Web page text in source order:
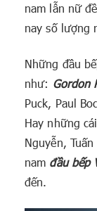
nam lẫn nữ
nay số lượng
Những đầu
như: Gordon
Puck, Paul
Hay những
Nguyễn,
nam đầu bếp
đến.